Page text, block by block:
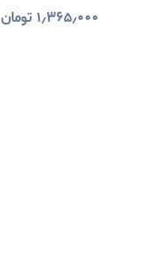
۱٫۳۶۵٫۰۰۰ تومان